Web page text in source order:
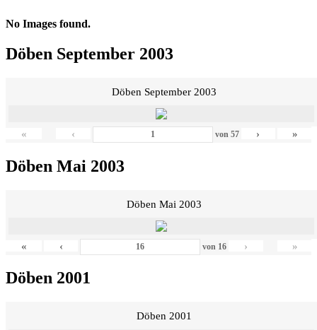
No Images found.
Döben September 2003
Döben September 2003
« ‹ von 57 › »
Döben Mai 2003
Döben Mai 2003
« ‹ von 16 › »
Döben 2001
Döben 2001